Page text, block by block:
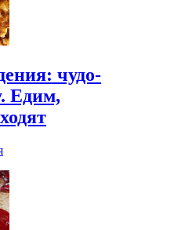
чудо-
Едим,